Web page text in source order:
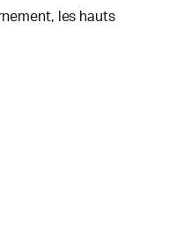
les hauts